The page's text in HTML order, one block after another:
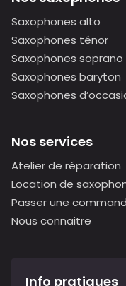
Saxophones alto
Saxophones ténor
Saxophones soprano
Saxophones baryton
Saxophones
Nos services
Atelier de réparation
Location de
Passer une
Nous connaitre
Info pratiques